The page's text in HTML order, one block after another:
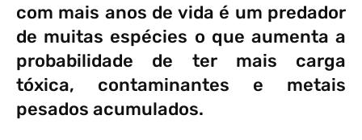
com mais anos de vida é um predador
de muitas espécies o que aumenta a
probabilidade de ter mais carga
tóxica, contaminantes e metais
pesados acumulados.